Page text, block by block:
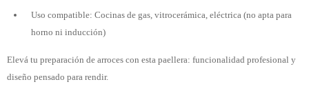
Uso compatible: Cocinas de gas, vitrocerámica, eléctrica (no apta para
horno ni inducción)
Elevá tu preparación de arroces con esta paellera: funcionalidad profesional y
diseño pensado para rendir.